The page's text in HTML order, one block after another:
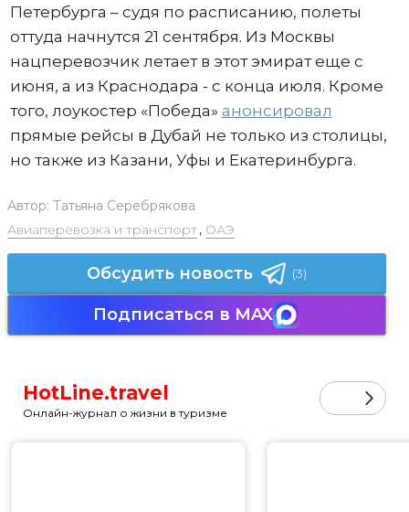
Петербурга – судя по расписанию, полеты
оттуда начнутся 21 сентября. Из Москвы
нацперевозчик летает в этот эмират еще с
июня, а из Краснодара - с конца июля. Кроме
того, лоукостер «Победа» анонсировал
прямые рейсы в Дубай не только из столицы,
но также из Казани, Уфы и Екатеринбурга.
Автор: Татьяна Серебрякова
Авиаперевозка и транспорт, ОАЭ
Обсудить новость (3)
Подписаться в MAX
HotLine.travel
Онлайн-журнал о жизни в туризме